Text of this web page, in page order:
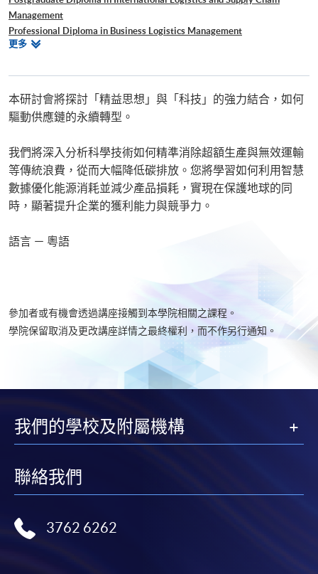
Management
Professional Diploma in Business Logistics Management
Certificate in Shipping and Logistics
Management
Bachelor of Science (Honours) Maritime Business (Logistics)
更多相
本研討會將探討「精益思想」與「科技」的強力結合，如何
驅動供應鏈的永續轉型。
我們將深入分析科學技術如何精準消除超額生產與無效運輸
等傳統浪費，從而大幅降低碳排放。您將學習如何利用智慧
數據優化能源消耗並減少產品損耗，實現在保護地球的同
時，顯著提升企業的獲利能力與競爭力。
語言 － 粵語
參加者或有機會透過講座接觸到本學院相關之課程。
學院保留取消及更改講座詳情之最終權利，而不作另行通知。
我們的學校及附屬機構
聯絡我們
3762 6262